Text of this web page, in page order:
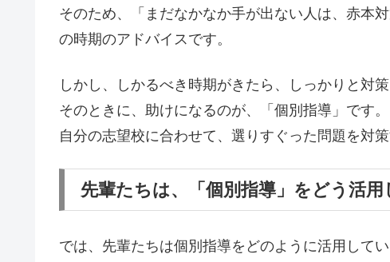
そのため、「まだなかなか手が出ない人は、赤本
の時期のアドバイスです。
しかし、しかるべき時期がきたら、しっかりと対
そのときに、助けになるのが、「個別指導」です。
自分の志望校に合わせて、選りすぐった問題を対
先輩たちは、「個別指導」をどう活用
では、先輩たちは個別指導をどのように活用してい